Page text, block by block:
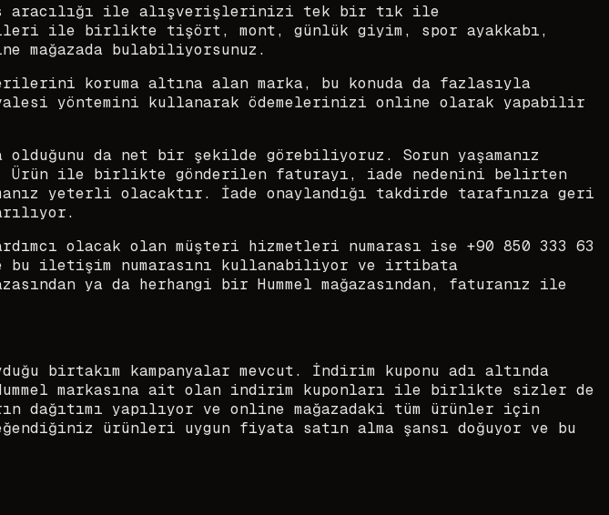
aracılığı ile alışverişlerinizi tek bir tık ile
ile birlikte tişört, mont, günlük giyim, spor ayakkabı,
mağazada bulabiliyorsunuz.
koruma altına alan marka, bu konuda da fazlasıyla
yöntemini kullanarak ödemelerinizi online olarak yapabilir
da net bir şekilde görebiliyoruz. Sorun yaşamanız
Ürün ile birlikte gönderilen faturayı, iade nedenini belirten
yeterli olacaktır. İade onaylandığı takdirde tarafınıza geri
olacak olan müşteri hizmetleri numarası ise +90 850 333 63
iletişim numarasını kullanabiliyor ve irtibata
ya da herhangi bir Hummel mağazasından, faturanız ile
birtakım kampanyalar mevcut. İndirim kuponu adı altında
markasına ait olan indirim kuponları ile birlikte sizler de
dağıtımı yapılıyor ve online mağazadaki tüm ürünler için
ürünleri uygun fiyata satın alma şansı doğuyor ve bu